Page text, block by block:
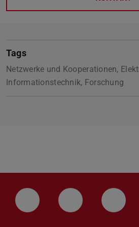
Tags
Netzwerke und Kooperationen,
Informationstechnik, Forschung
LinkedIn-Seite der TU
Instagram-